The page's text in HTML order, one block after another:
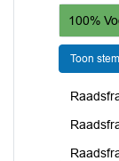
100%
Toon